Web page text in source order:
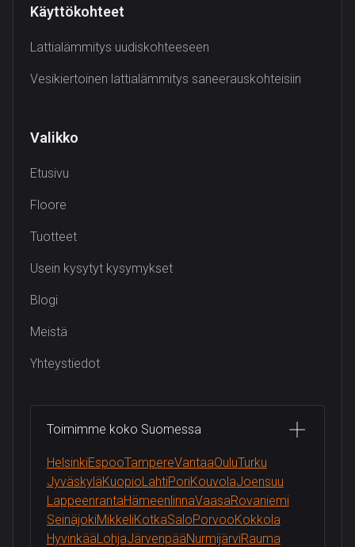
Käyttökohteet
Lattialämmitys uudiskohteeseen
Vesikiertoinen lattialämmitys saneerauskohteisiin
Valikko
Etusivu
Floore
Tuotteet
Usein kysytyt kysymykset
Blogi
Meistä
Yhteystiedot
Toimimme koko Suomessa
HelsinkiEspooTampereVantaaOuluTurku
JyväskyläKuopioLahtiPoriKouvolaJoensuu
LappeenrantaHämeenlinnaVaasaRovaniemi
SeinäjokiMikkeliKotkaSaloPorvooKokkola
HyvinkääLohjaJärvenpääNurmijärviRauma